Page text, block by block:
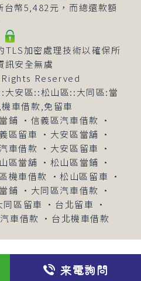
台幣5,482元，而總還款額
TLS加密處理技術以確保所
訊安全無虞
Reserved
安區::松山區::大同區:當
車借款,免留車
鋪 ‧ 信義區汽車借款
‧
區留車 ‧ 大安區當舖
‧
車借款 ‧ 大安區留車
‧
區當舖 ‧ 松山區當鋪 ‧
機車借款 ‧松山區留車
‧
鋪 ‧ 大同區汽車借款
‧
同區留車 ‧ 台北留車
‧
車借款 ‧ 台北機車借款
来電詢問